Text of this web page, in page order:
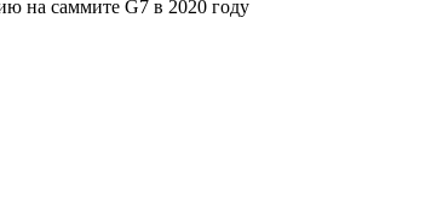
на саммите G7 в 2020 году